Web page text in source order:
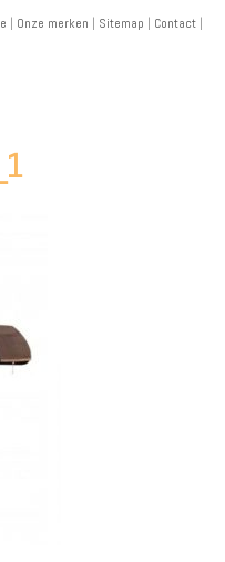
| Onze merken | Sitemap | Contact |